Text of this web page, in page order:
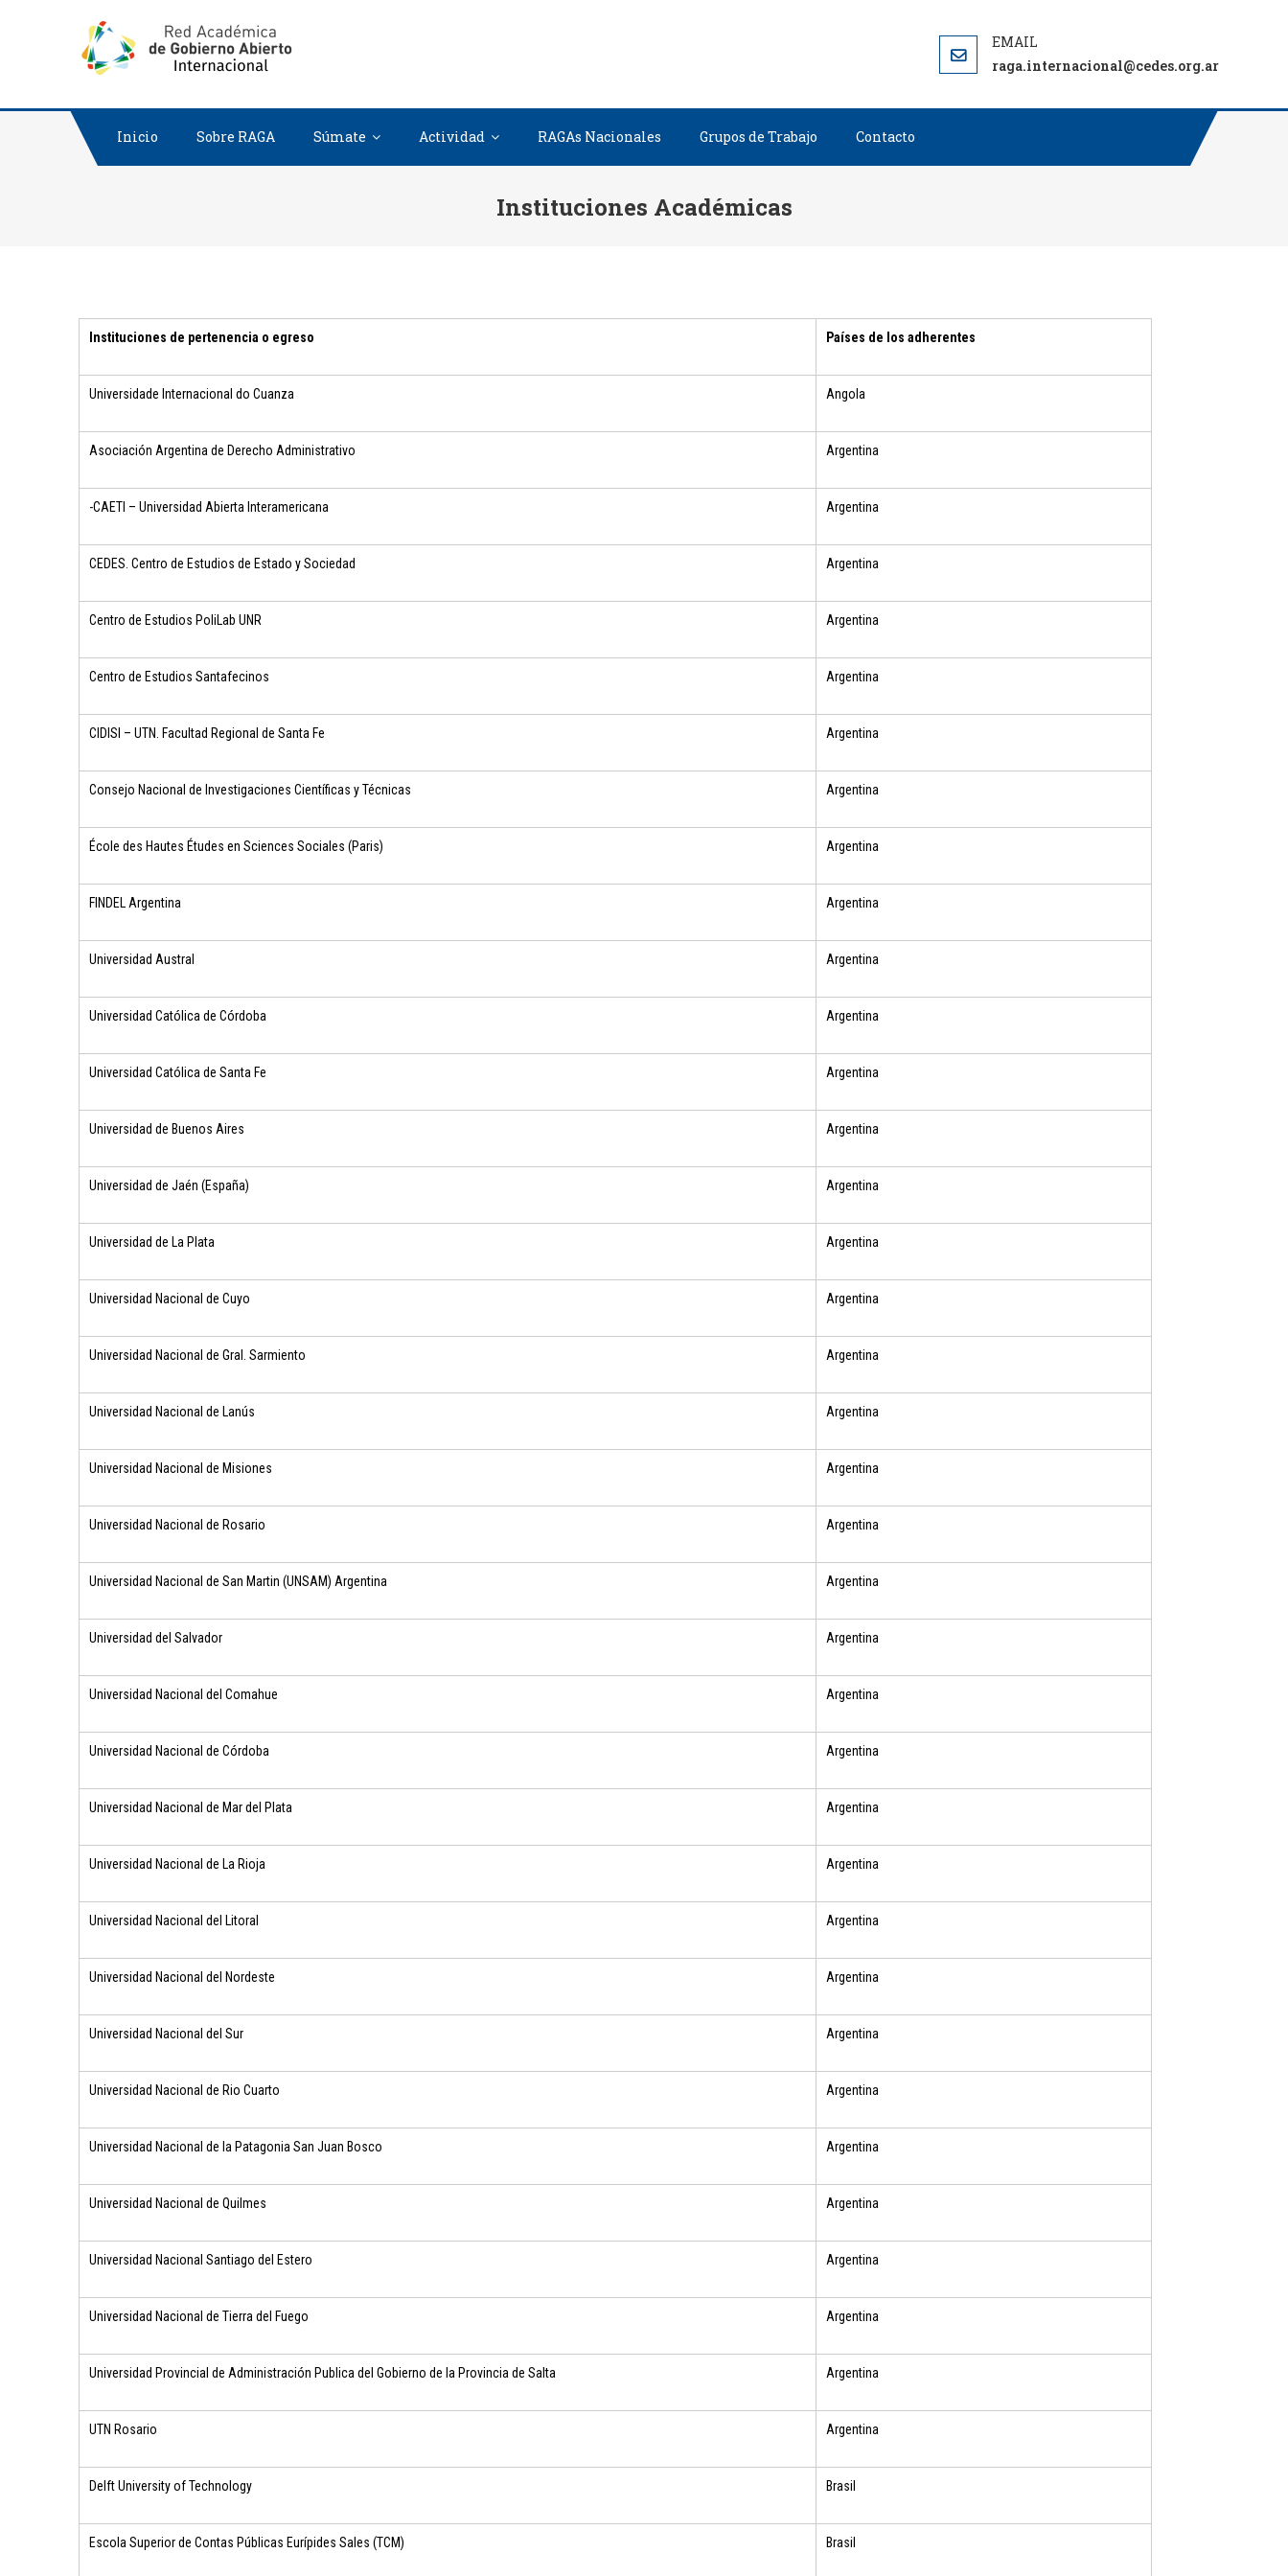
RED ACADÉMICA DE GOBIERNO ABIERTO INTERNACIONAL: RAGA INTERNACIONAL
raga.internacional@cedes.org.ar
Inicio Sobre RAGA Súmate Actividad RAGAs Nacionales Grupos de Trabajo Contacto
Instituciones Académicas
Instituciones de pertenencia o egreso Países de los adherentes
Universidade Internacional do Cuanza Angola
Asociación Argentina de Derecho Administrativo Argentina
-CAETI – Universidad Abierta Interamericana Argentina
CEDES. Centro de Estudios de Estado y Sociedad Argentina
Centro de Estudios PoliLab UNR Argentina
Centro de Estudios Santafecinos Argentina
CIDISI – UTN. Facultad Regional de Santa Fe Argentina
Consejo Nacional de Investigaciones Científicas y Técnicas Argentina
École des Hautes Études en Sciences Sociales (Paris) Argentina
FINDEL Argentina Argentina
Universidad Austral Argentina
Universidad Católica de Córdoba Argentina
Universidad Católica de Santa Fe Argentina
Universidad de Buenos Aires Argentina
Universidad de Jaén (España) Argentina
Universidad de La Plata Argentina
Universidad Nacional de Cuyo Argentina
Universidad Nacional de Gral. Sarmiento Argentina
Universidad Nacional de Lanús Argentina
Universidad Nacional de Misiones Argentina
Universidad Nacional de Rosario Argentina
Universidad Nacional de San Martin (UNSAM) Argentina Argentina
Universidad del Salvador Argentina
Universidad Nacional del Comahue Argentina
Universidad Nacional de Córdoba Argentina
Universidad Nacional de Mar del Plata Argentina
Universidad Nacional de La Rioja Argentina
Universidad Nacional del Litoral Argentina
Universidad Nacional del Nordeste Argentina
Universidad Nacional del Sur Argentina
Universidad Nacional de Rio Cuarto Argentina
Universidad Nacional de la Patagonia San Juan Bosco Argentina
Universidad Nacional de Quilmes Argentina
Universidad Nacional Santiago del Estero Argentina
Universidad Nacional de Tierra del Fuego Argentina
Universidad Provincial de Administración Publica del Gobierno de la Provincia de Salta Argentina
UTN Rosario Argentina
Delft University of Technology Brasil
Escola Superior de Contas Públicas Eurípides Sales (TCM) Brasil